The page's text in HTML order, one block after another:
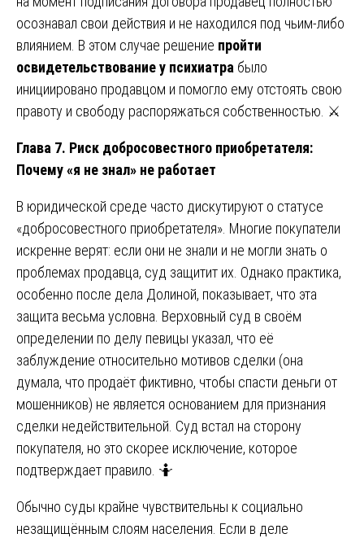
осознавал свои действия и не находился под чьим-либо
влиянием. В этом случае решение пройти
освидетельствование у психиатра было
инициировано продавцом и помогло ему отстоять свою
правоту и свободу распоряжаться собственностью. ⚔️
Глава 7. Риск добросовестного приобретателя:
Почему «я не знал» не работает
В юридической среде часто дискутируют о статусе
«добросовестного приобретателя». Многие покупатели
искренне верят: если они не знали и не могли знать о
проблемах продавца, суд защитит их. Однако практика,
особенно после дела Долиной, показывает, что эта
защита весьма условна. Верховный суд в своём
определении по делу певицы указал, что её
заблуждение относительно мотивов сделки (она
думала, что продаёт фиктивно, чтобы спасти деньги от
мошенников) не является основанием для признания
сделки недействительной. Суд встал на сторону
покупателя, но это скорее исключение, которое
подтверждает правило. 🤷
Обычно суды крайне чувствительны к социально
незащищённым слоям населения. Если в деле